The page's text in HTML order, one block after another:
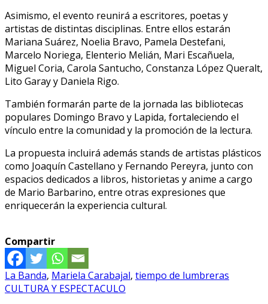
Asimismo, el evento reunirá a escritores, poetas y
artistas de distintas disciplinas. Entre ellos estarán
Mariana Suárez, Noelia Bravo, Pamela Destefani,
Marcelo Noriega, Elenterio Melián, Mari Escañuela,
Miguel Coria, Carola Santucho, Constanza López Queralt,
Lito Garay y Daniela Rigo.
También formarán parte de la jornada las bibliotecas
populares Domingo Bravo y Lapida, fortaleciendo el
vínculo entre la comunidad y la promoción de la lectura.
La propuesta incluirá además stands de artistas plásticos
como Joaquín Castellano y Fernando Pereyra, junto con
espacios dedicados a libros, historietas y anime a cargo
de Mario Barbarino, entre otras expresiones que
enriquecerán la experiencia cultural.
Compartir
La Banda, Mariela Carabajal, tiempo de lumbreras
CULTURA Y ESPECTACULO